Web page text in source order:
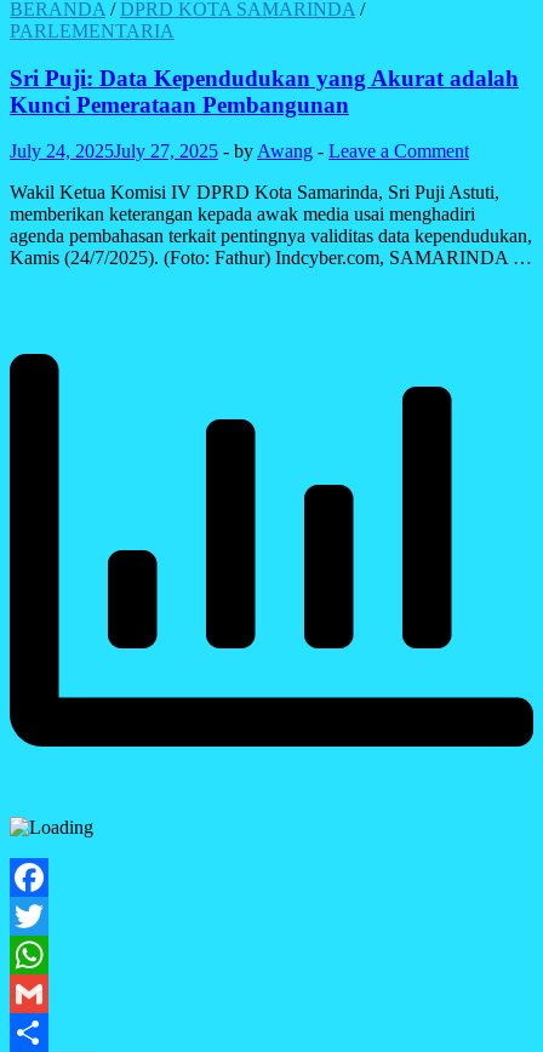
BERANDA /DPRD KOTA SAMARINDA /
PARLEMENTARIA
Sri Puji: Data Kependudukan yang Akurat adalah
Kunci Pemerataan Pembangunan
July 24, 2025July 27, 2025 - by Awang - Leave a Comment
Wakil Ketua Komisi IV DPRD Kota Samarinda, Sri Puji Astuti,
memberikan keterangan kepada awak media usai menghadiri
agenda pembahasan terkait pentingnya validitas data kependudukan,
Kamis (24/7/2025). (Foto: Fathur) Indcyber.com, SAMARINDA …
Facebook
Twitter
WhatsApp
Gmail